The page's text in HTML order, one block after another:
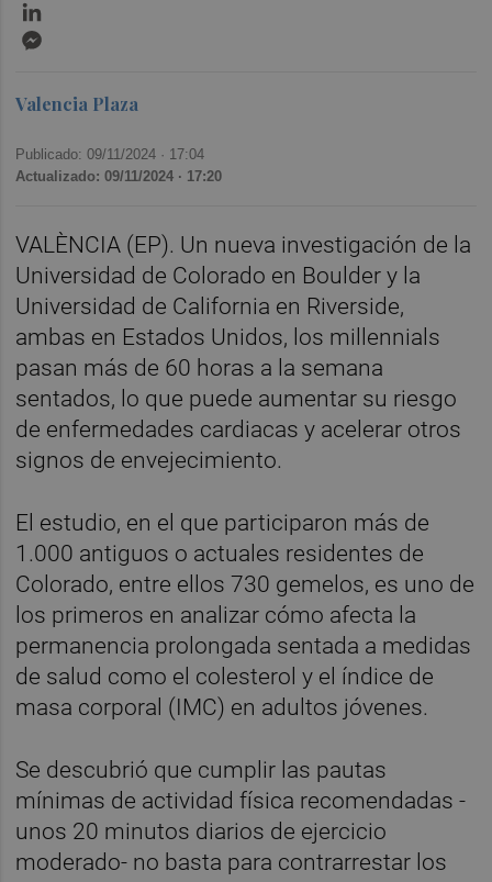
Valencia Plaza
Publicado: 09/11/2024 · 17:04
Actualizado: 09/11/2024 · 17:20
VALÈNCIA (EP). Un nueva investigación de la
Universidad de Colorado en Boulder y la
Universidad de California en Riverside,
ambas en Estados Unidos, los millennials
pasan más de 60 horas a la semana
sentados, lo que puede aumentar su riesgo
de enfermedades cardiacas y acelerar otros
signos de envejecimiento.
El estudio, en el que participaron más de
1.000 antiguos o actuales residentes de
Colorado, entre ellos 730 gemelos, es uno de
los primeros en analizar cómo afecta la
permanencia prolongada sentada a medidas
de salud como el colesterol y el índice de
masa corporal (IMC) en adultos jóvenes.
Se descubrió que cumplir las pautas
mínimas de actividad física recomendadas -
unos 20 minutos diarios de ejercicio
moderado- no basta para contrarrestar los